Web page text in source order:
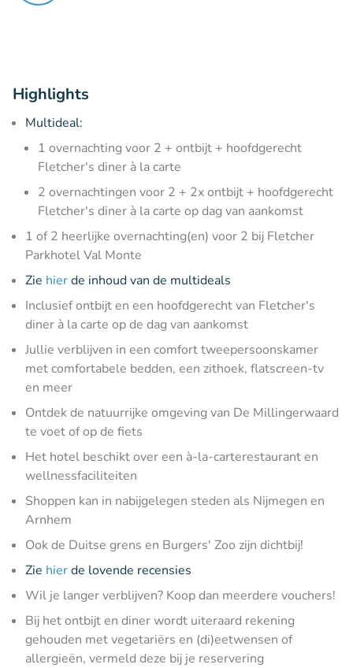
Highlights
Multideal:
1 overnachting voor 2 + ontbijt + hoofdgerecht
Fletcher's diner à la carte
2 overnachtingen voor 2 + 2x ontbijt + hoofdgerecht
Fletcher's diner à la carte op dag van aankomst
1 of 2 heerlijke overnachting(en) voor 2 bij Fletcher
Parkhotel Val Monte
Zie hierde inhoud van de multideals
Inclusief ontbijt en een hoofdgerecht van Fletcher's
diner à la carte op de dag van aankomst
Jullie verblijven in een comfort tweepersoonskamer
met comfortabele bedden, een zithoek, flatscreen-tv
en meer
Ontdek de natuurrijke omgeving van De Millingerwaard
te voet of op de fiets
Het hotel beschikt over een à-la-carterestaurant en
wellnessfaciliteiten
Shoppen kan in nabijgelegen steden als Nijmegen en
Arnhem
Ook de Duitse grens en Burgers' Zoo zijn dichtbij!
Zie hierde lovende recensies
Wil je langer verblijven? Koop dan meerdere vouchers!
Bij het ontbijt en diner wordt uiteraard rekening
gehouden met vegetariërs en (di)eetwensen of
allergieën, vermeld deze bij je reservering